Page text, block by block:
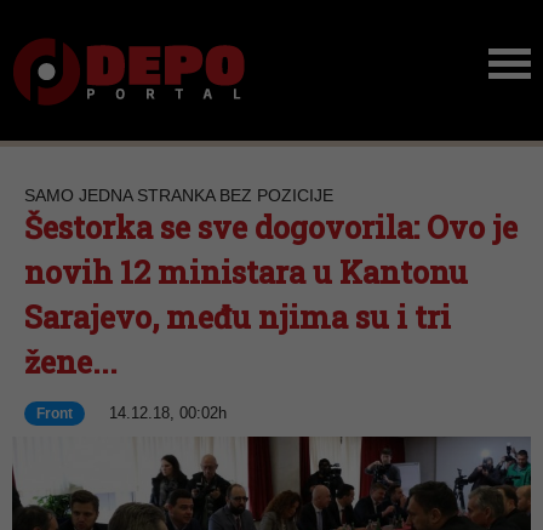
SAMO JEDNA STRANKA BEZ POZICIJE
Šestorka se sve dogovorila: Ovo je
novih 12 ministara u Kantonu
Sarajevo, među njima su i tri
žene...
Front 14.12.18, 00:02h